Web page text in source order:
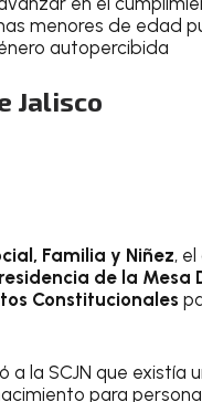
menores de edad
autopercibida
Jalisco
Familia y Niñez,
de la Mesa
Constitucionales
a la SCJN que existía
para